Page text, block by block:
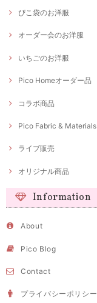
ぴこ袋のお洋服
オーダー会のお洋服
いちごのお洋服
Pico Homeオーダー品
コラボ商品
Pico Fabric & Materials
ライブ販売
オリジナル商品
Information
About
Pico Blog
Contact
プライバシーポリシー